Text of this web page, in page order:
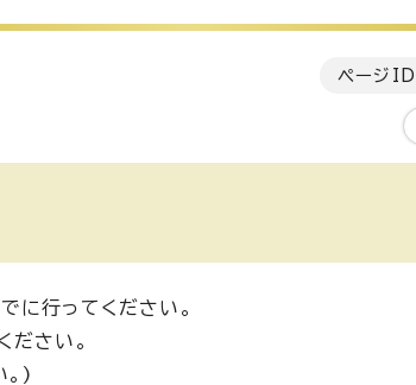
ページID
に行ってください。
ださい。
)